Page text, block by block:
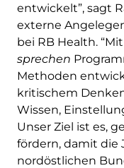
entwickelt”, sagt
externe
bei RB Health. “Mit
sprechen
Methoden
kritischem
Wissen,
Unser Ziel ist es,
fördern, damit die
nordöstlichen